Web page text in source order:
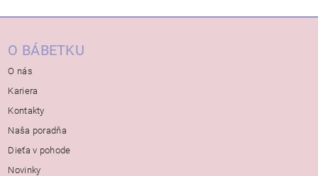
O BÁBETKU
O nás
Kariera
Kontakty
Naša poradňa
Dieťa v pohode
Novinky